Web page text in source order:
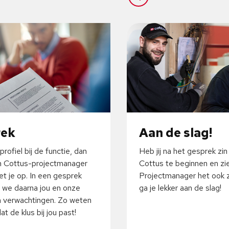
bij de functie, dan
Cottus-projectmanager
je op. In een gesprek
daarna jou en onze
verwachtingen. Zo weten
de klus bij jou past!
Aan de slag!
Heb jij na het gesprek
Cottus te beginnen en
Projectmanager het ook
ga je lekker aan de slag!